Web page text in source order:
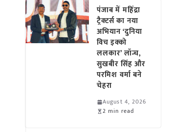
पंजाब में महिंद्रा
ट्रैक्टर्स का नया
अभियान ‘दुनिया
विच इक्को
ललकार’ लॉन्च,
सुखबीर सिंह और
परमिश वर्मा बने
चेहरा
August 4, 2026
2 min read